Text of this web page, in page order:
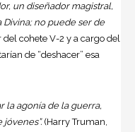
un diseñador magistral,
no puede ser de
cohete V-2 y a cargo del
de “deshacer” esa
la agonía de la guerra,
(Harry Truman,